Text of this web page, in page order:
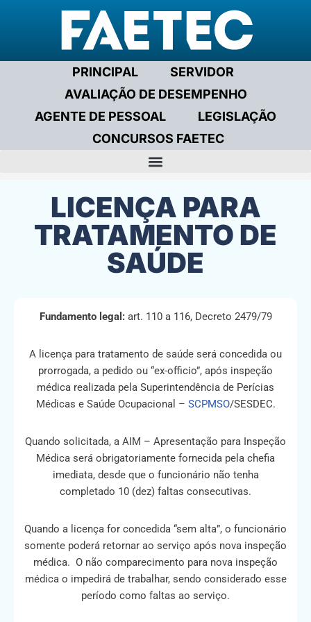
PRINCIPAL
SERVIDOR
AVALIAÇÃO DE DESEMPENHO
AGENTE DE PESSOAL
LEGISLAÇÃO
CONCURSOS FAETEC
LICENÇA PARA
TRATAMENTO DE
SAÚDE
Fundamento legal:art. 110 a 116, Decreto 2479/79
A licença para tratamento de saúde será concedida ou
prorrogada, a pedido ou “ex-officio”, após inspeção
médica realizada pela Superintendência de Perícias
Médicas e Saúde Ocupacional – SCPMSO/SESDEC.
Quando solicitada, a AIM – Apresentação para Inspeção
Médica será obrigatoriamente fornecida pela chefia
imediata, desde que o funcionário não tenha
completado 10 (dez) faltas consecutivas.
Quando a licença for concedida “sem alta”, o funcionário
somente poderá retornar ao serviço após nova inspeção
médica. O não comparecimento para nova inspeção
médica o impedirá de trabalhar, sendo considerado esse
período como faltas ao serviço.